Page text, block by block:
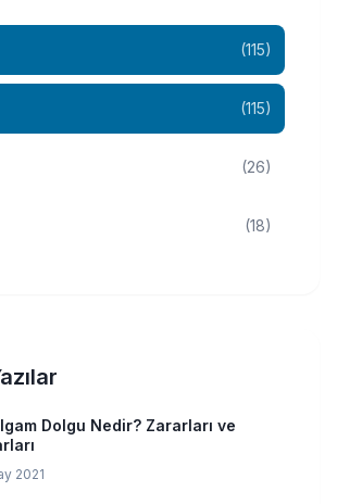
(115)
(115)
(26)
(18)
Dolgu Nedir? Zararları ve
2021